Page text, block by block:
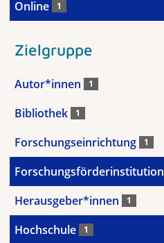
Online 1
Zielgruppe
Autor*innen 1
Bibliothek 1
Forschungseinrichtung 1
Forschungsförderinstitution
Herausgeber*innen 1
Hochschule 1